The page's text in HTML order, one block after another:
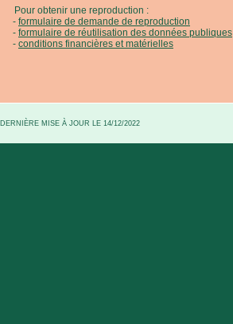
Pour obtenir une reproduction :
formulaire de demande de reproduction
formulaire de réutilisation des données publiques
conditions financières et matérielles
DERNIÈRE MISE À JOUR LE 14/12/2022